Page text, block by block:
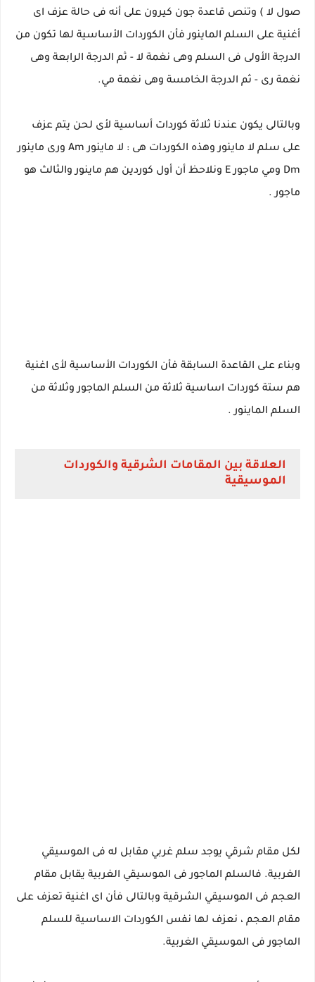
صول لا ) وتنص قاعدة جون كيرون على أنه فى حالة عزف اى
أغنية على السلم الماينور فأن الكوردات الأساسية لها تكون من
الدرجة الأولى فى السلم وهى نغمة لا - ثم الدرجة الرابعة وهى
نغمة رى - ثم الدرجة الخامسة وهى نغمة مي.
وبالتالى يكون عندنا ثلاثة كوردات أساسية لأى لحن يتم عزف
على سلم لا ماينور وهذه الكوردات هى : لا ماينور Am ورى ماينور
Dm ومي ماجور E ونلاحظ أن أول كوردين هم ماينور والثالث هو
ماجور .
وبناء على القاعدة السابقة فأن الكوردات الأساسية لأى اغنية
هم ستة كوردات اساسية ثلاثة من السلم الماجور وثلاثة من
السلم الماينور .
العلاقة بين المقامات الشرقية والكوردات
الموسيقية
لكل مقام شرقي يوجد سلم غربي مقابل له فى الموسيقي
الغربية. فالسلم الماجور فى الموسيقي الغربية يقابل مقام
العجم فى الموسيقي الشرقية وبالتالى فأن اى اغنية تعزف على
مقام العجم ، نعزف لها نفس الكوردات الاساسية للسلم
الماجور فى الموسيقي الغربية.